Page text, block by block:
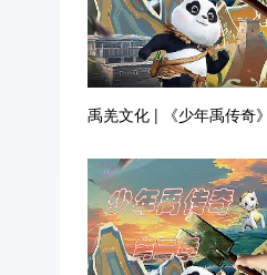
禹羌文化 | 《少年禹传奇》第